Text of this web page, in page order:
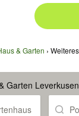
& Garten
Garten Leverkusen